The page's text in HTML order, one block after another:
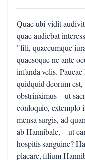
Quae ubi vidit
quae audiebat
"fili, quaecumque
quaesoque ne ante
infanda velis.
quidquid deorum est,
obstrinximus—ut
conloquio, extemplo
mensa surgis, ad
ab Hannibale,—ut
hospitis sanguine?
placare, filium